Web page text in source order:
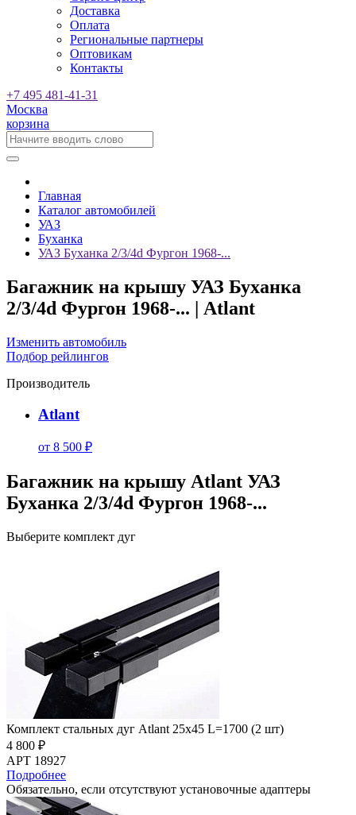
Доставка
Оплата
Региональные партнеры
Оптовикам
Контакты
+7 495 481-41-31
Москва
корзина
Главная
Каталог автомобилей
УАЗ
Буханка
УАЗ Буханка 2/3/4d Фургон 1968-...
Багажник на крышу УАЗ Буханка
2/3/4d Фургон 1968-... | Atlant
Изменить автомобиль
Подбор рейлингов
Производитель
Atlant
от 8 500 ₽
Багажник на крышу Atlant УАЗ
Буханка 2/3/4d Фургон 1968-...
Выберите комплект дуг
Комплект стальных дуг Atlant 25х45 L=1700 (2 шт)
4 800 ₽
АРТ 18927
Подробнее
Обязательно, если отсутствуют установочные адаптеры